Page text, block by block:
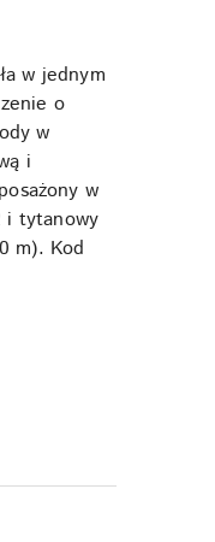
w jednym
o
w
i
w
i tytanowy
m). Kod